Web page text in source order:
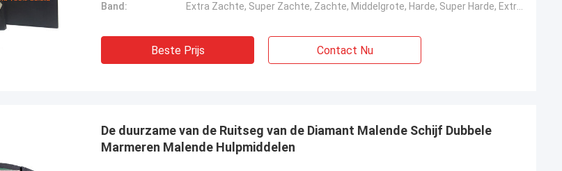
Band:
Beste Prijs Contact Nu
De duurzame van de Ruitseg van de Diamant Malende Schijf Dubbele
Marmeren Malende Hulpmiddelen